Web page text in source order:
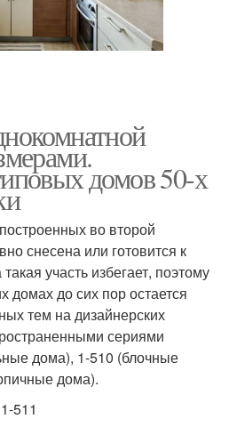
домов 50-х
во второй
снесена или готовится к
участь избегает, поэтому
домах до сих пор остается
тем на дизайнерских
сериями
дома), 1-510 (блочные
дома).
511